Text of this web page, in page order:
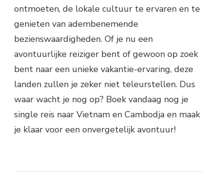
ontmoeten, de lokale cultuur te ervaren en te
genieten van adembenemende
bezienswaardigheden. Of je nu een
avontuurlijke reiziger bent of gewoon op zoek
bent naar een unieke vakantie-ervaring, deze
landen zullen je zeker niet teleurstellen. Dus
waar wacht je nog op? Boek vandaag nog je
single reis naar Vietnam en Cambodja en maak
je klaar voor een onvergetelijk avontuur!